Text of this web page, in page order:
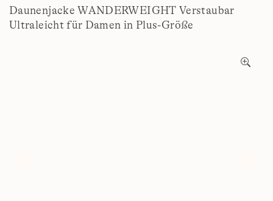
Daunenjacke WANDERWEIGHT Verstaubar
Ultraleicht für Damen in Plus-Größe